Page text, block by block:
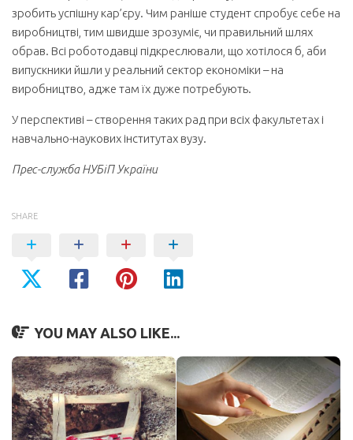
зробить успішну кар’єру. Чим раніше студент спробує себе на
виробництві, тим швидше зрозуміє, чи правильний шлях
обрав. Всі роботодавці підкреслювали, що хотілося б, аби
випускники йшли у реальний сектор економіки – на
виробництво, адже там їх дуже потребують.
У перспективі – створення таких рад при всіх факультетах і
навчально-наукових інститутах вузу.
Прес-служба НУБіП України
SHARE
YOU MAY ALSO LIKE...